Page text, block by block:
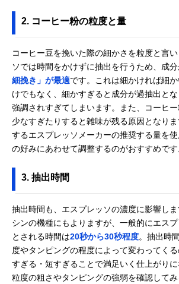
2. コーヒー粉の粒度と量
コーヒー豆を挽いた際の細かさを粒度と言
ソでは時間をかけずに抽出を行うため、成
細挽き」が最適です。これは細かければ細
けでもなく、細かすぎると成分が過抽出と
強調されすぎてしまいます。また、コーヒ
少なすぎたりすると雑味が残る原因となり
するエスプレッソメーカーの推奨する量を
の好みにあわせて調整するのがおすすめです
3. 抽出時間
抽出時間も、エスプレッソの濃度に影響し
シンの機種にもよりますが、一般的にエス
とされる時間は20秒から30秒程度。抽出時
度やタンピングの程度によって変わってく
すぎる・短すぎることで満足いく仕上がりに
粒度の粗さやタンピングの強弱を確認してみ